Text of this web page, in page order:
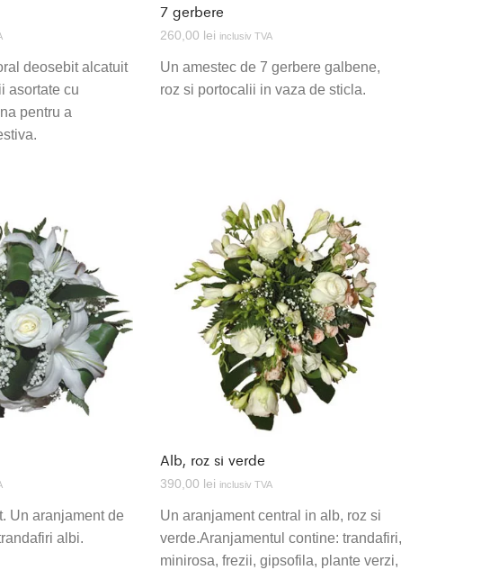
deosebit alcatuit
asortate cu
pentru a
7 gerbere
260,00 lei inclusiv TVA
Un amestec de 7 gerbere galbene,
roz si portocalii in vaza de sticla.
Un aranjament de
albi.
Alb, roz si verde
390,00 lei inclusiv TVA
Un aranjament central in alb, roz si
verde.Aranjamentul contine: trandafiri,
minirosa, frezii, gipsofila, plante verzi,